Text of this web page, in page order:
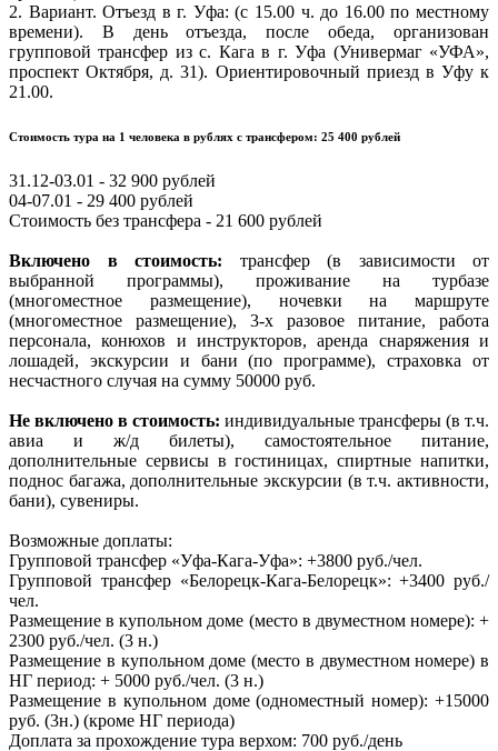
2. Вариант. Отъезд в г. Уфа: (с 15.00 ч. до 16.00 по местному
времени). В день отъезда, после обеда, организован
групповой трансфер из с. Кага в г. Уфа (Универмаг «УФА»,
проспект Октября, д. 31). Ориентировочный приезд в Уфу к
21.00.
Стоимость тура на 1 человека в рублях с трансфером: 25 400 рублей
31.12-03.01 - 32 900 рублей
04-07.01 - 29 400 рублей
Стоимость без трансфера - 21 600 рублей
Включено в стоимость: трансфер (в зависимости от
выбранной программы), проживание на турбазе
(многоместное размещение), ночевки на маршруте
(многоместное размещение), 3-х разовое питание, работа
персонала, конюхов и инструкторов, аренда снаряжения и
лошадей, экскурсии и бани (по программе), страховка от
несчастного случая на сумму 50000 руб.
Не включено в стоимость: индивидуальные трансферы (в т.ч.
авиа и ж/д билеты), самостоятельное питание,
дополнительные сервисы в гостиницах, спиртные напитки,
поднос багажа, дополнительные экскурсии (в т.ч. активности,
бани), сувениры.
Возможные доплаты:
Групповой трансфер «Уфа-Кага-Уфа»: +3800 руб./чел.
Групповой трансфер «Белорецк-Кага-Белорецк»: +3400 руб./
чел.
Размещение в купольном доме (место в двуместном номере): +
2300 руб./чел. (3 н.)
Размещение в купольном доме (место в двуместном номере) в
НГ период: + 5000 руб./чел. (3 н.)
Размещение в купольном доме (одноместный номер): +15000
руб. (3н.) (кроме НГ периода)
Доплата за прохождение тура верхом: 700 руб./день